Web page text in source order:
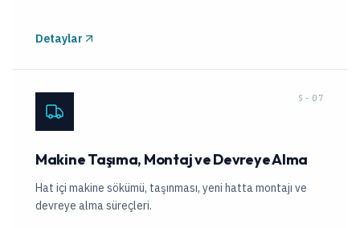
Detaylar
S-07
Makine Taşıma, Montaj ve Devreye Alma
Hat içi makine sökümü, taşınması, yeni hatta montajı ve
devreye alma süreçleri.